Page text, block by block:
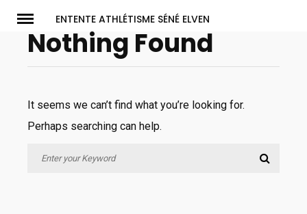
content
ENTENTE ATHLÉTISME SÉNÉ ELVEN
Nothing Found
It seems we can’t find what you’re looking for.
Perhaps searching can help.
Search